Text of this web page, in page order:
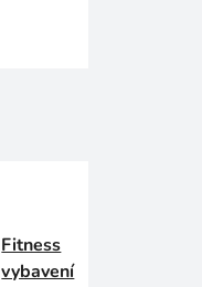
Fitness
vybavení